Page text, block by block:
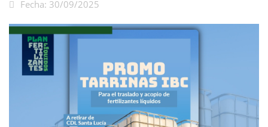
Fecha: 30/09/2025